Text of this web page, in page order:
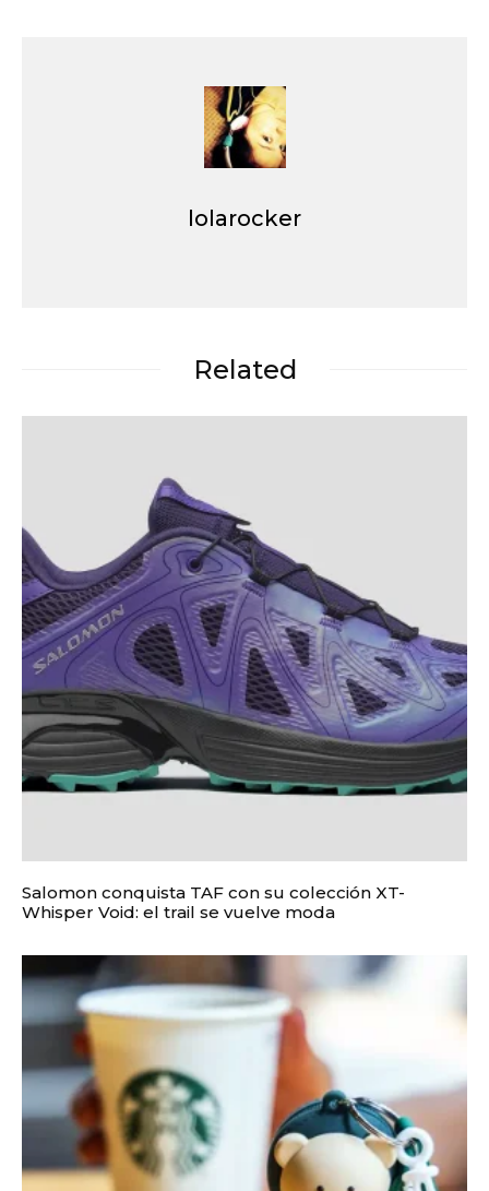
lolarocker
Related
Salomon conquista TAF con su colección XT-
Whisper Void: el trail se vuelve moda